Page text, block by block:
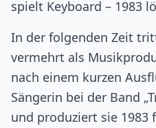
spielt Keyboard – 1983
In der folgenden Zeit
vermehrt als
nach einem kurzen
Sängerin bei der Band
und produziert sie 1983